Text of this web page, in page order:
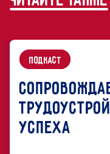
подкаст
успеха